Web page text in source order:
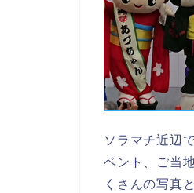
ソラマチ近辺
ベント、ご当
くさんの写真